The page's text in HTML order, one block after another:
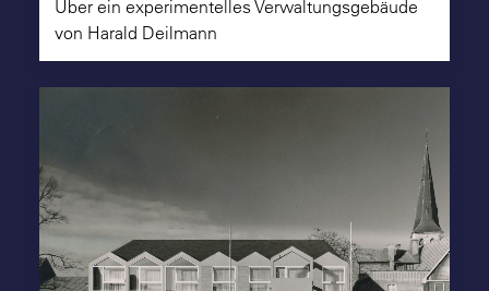
Über ein experimentelles Verwaltungsgebäude
von Harald Deilmann